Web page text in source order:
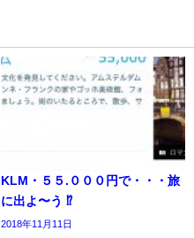
KLM・５５.０００円で・・・旅
に出よ〜う ⁉︎
2018年11月11日